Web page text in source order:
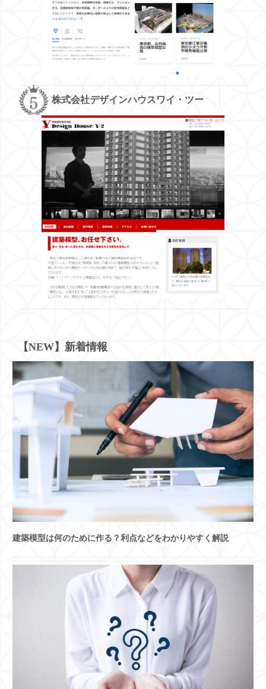
株式会社デザインハウスワイ・ツー
【NEW】新着情報
建築模型は何のために作る？利点などをわかりやすく解説